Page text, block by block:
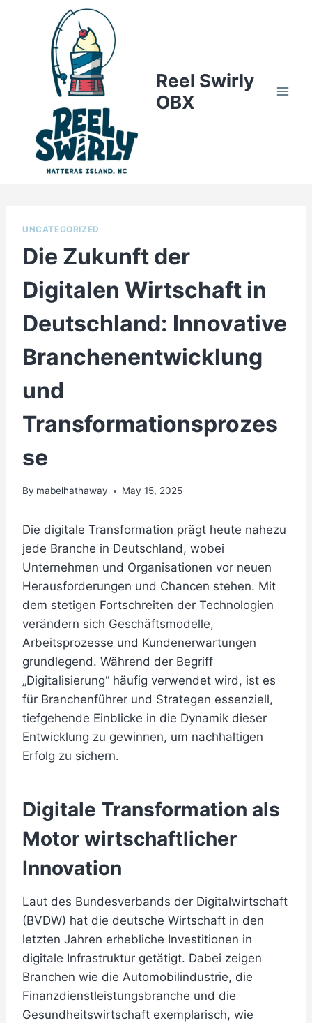
Reel Swirly
OBX
UNCATEGORIZED
Die Zukunft der
Digitalen Wirtschaft in
Deutschland: Innovative
Branchenentwicklung
und
Transformationsprozes
se
By mabelhathaway May 15, 2025
Die digitale Transformation prägt heute nahezu
jede Branche in Deutschland, wobei
Unternehmen und Organisationen vor neuen
Herausforderungen und Chancen stehen. Mit
dem stetigen Fortschreiten der Technologien
verändern sich Geschäftsmodelle,
Arbeitsprozesse und Kundenerwartungen
grundlegend. Während der Begriff
„Digitalisierung“ häufig verwendet wird, ist es
für Branchenführer und Strategen essenziell,
tiefgehende Einblicke in die Dynamik dieser
Entwicklung zu gewinnen, um nachhaltigen
Erfolg zu sichern.
Digitale Transformation als
Motor wirtschaftlicher
Innovation
Laut des Bundesverbands der Digitalwirtschaft
(BVDW) hat die deutsche Wirtschaft in den
letzten Jahren erhebliche Investitionen in
digitale Infrastruktur getätigt. Dabei zeigen
Branchen wie die Automobilindustrie, die
Finanzdienstleistungsbranche und die
Gesundheitswirtschaft exemplarisch, wie